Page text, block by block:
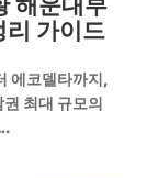
리 가이드
에코델타까지,
최대 규모의